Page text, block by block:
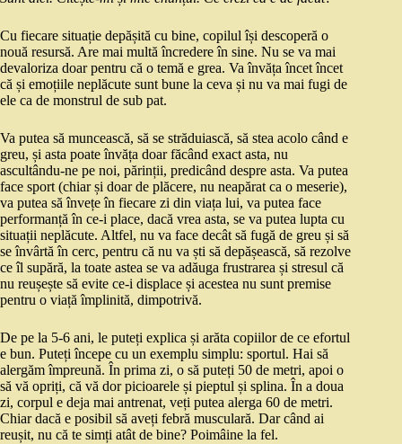
Cu fiecare situație depășită cu bine, copilul își descoperă o
nouă resursă. Are mai multă încredere în sine. Nu se va mai
devaloriza doar pentru că o temă e grea. Va învăța încet încet
că și emoțiile neplăcute sunt bune la ceva și nu va mai fugi de
ele ca de monstrul de sub pat.
Va putea să muncească, să se străduiască, să stea acolo când e
greu, și asta poate învăța doar făcând exact asta, nu
ascultându-ne pe noi, părinții, predicând despre asta. Va putea
face sport (chiar și doar de plăcere, nu neapărat ca o meserie),
va putea să învețe în fiecare zi din viața lui, va putea face
performanță în ce-i place, dacă vrea asta, se va putea lupta cu
situații neplăcute. Altfel, nu va face decât să fugă de greu și să
se învârtă în cerc, pentru că nu va ști să depășească, să rezolve
ce îl supără, la toate astea se va adăuga frustrarea și stresul că
nu reușește să evite ce-i displace și acestea nu sunt premise
pentru o viață împlinită, dimpotrivă.
De pe la 5-6 ani, le puteți explica și arăta copiilor de ce efortul
e bun. Puteți începe cu un exemplu simplu: sportul. Hai să
alergăm împreună. În prima zi, o să puteți 50 de metri, apoi o
să vă opriți, că vă dor picioarele și pieptul și splina. În a doua
zi, corpul e deja mai antrenat, veți putea alerga 60 de metri.
Chiar dacă e posibil să aveți febră musculară. Dar când ai
reușit, nu că te simți atât de bine? Poimâine la fel.